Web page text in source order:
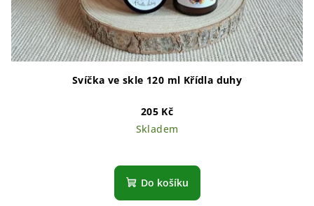
Svíčka ve skle 120 ml Křídla duhy
205 Kč
Skladem
Do košíku